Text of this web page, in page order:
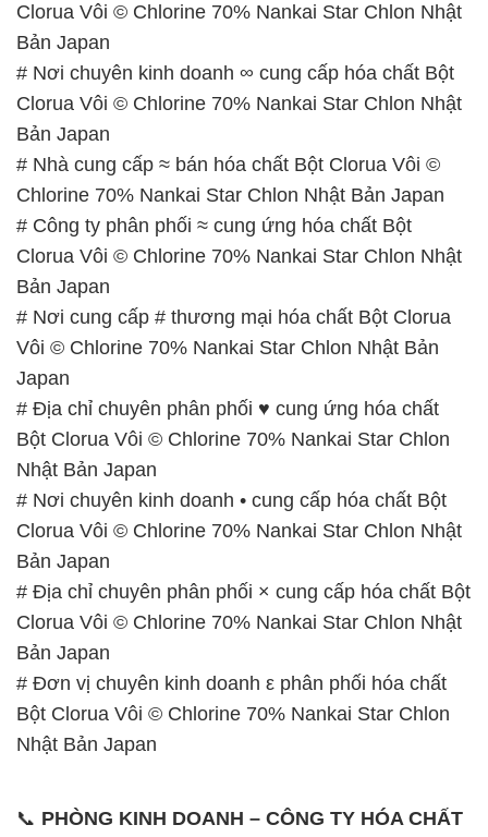
Clorua Vôi © Chlorine 70% Nankai Star Chlon Nhật
Bản Japan
# Nơi chuyên kinh doanh ∞ cung cấp hóa chất Bột
Clorua Vôi © Chlorine 70% Nankai Star Chlon Nhật
Bản Japan
# Nhà cung cấp ≈ bán hóa chất Bột Clorua Vôi ©
Chlorine 70% Nankai Star Chlon Nhật Bản Japan
# Công ty phân phối ≈ cung ứng hóa chất Bột
Clorua Vôi © Chlorine 70% Nankai Star Chlon Nhật
Bản Japan
# Nơi cung cấp # thương mại hóa chất Bột Clorua
Vôi © Chlorine 70% Nankai Star Chlon Nhật Bản
Japan
# Địa chỉ chuyên phân phối ♥ cung ứng hóa chất
Bột Clorua Vôi © Chlorine 70% Nankai Star Chlon
Nhật Bản Japan
# Nơi chuyên kinh doanh • cung cấp hóa chất Bột
Clorua Vôi © Chlorine 70% Nankai Star Chlon Nhật
Bản Japan
# Địa chỉ chuyên phân phối × cung cấp hóa chất Bột
Clorua Vôi © Chlorine 70% Nankai Star Chlon Nhật
Bản Japan
# Đơn vị chuyên kinh doanh ε phân phối hóa chất
Bột Clorua Vôi © Chlorine 70% Nankai Star Chlon
Nhật Bản Japan
📞 PHÒNG KINH DOANH – CÔNG TY HÓA CHẤT